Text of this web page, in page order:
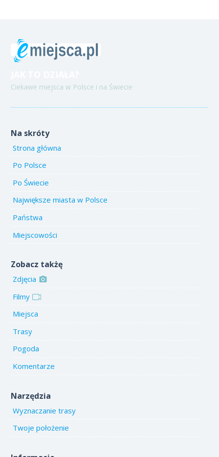
Ciekawe miejsca w Polsce i na Świecie
Na skróty
Strona główna
Po Polsce
Po Świecie
Największe miasta w Polsce
Państwa
Miejscowości
Zobacz takżę
Zdjęcia
Filmy
Miejsca
Trasy
Pogoda
Komentarze
Narzędzia
Wyznaczanie trasy
Twoje położenie